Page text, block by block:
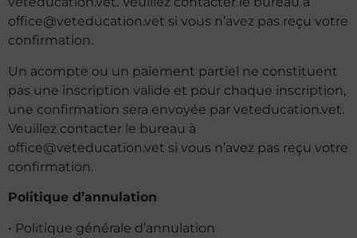
office@veteducation.vet si vous n’avez pas reçu votre
confirmation.
Un acompte ou un paiement partiel ne constituent
pas une inscription valide et pour chaque inscription,
une confirmation sera envoyée par veteducation.vet.
Veuillez contacter le bureau à
office@veteducation.vet si vous n’avez pas reçu votre
confirmation.
Politique d’annulation
• Politique générale d’annulation